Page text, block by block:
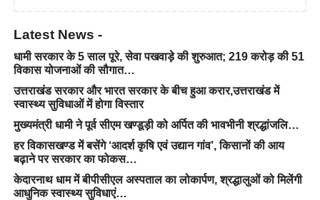
Latest News -
धामी सरकार के 5 साल पूरे, सेवा पखवाड़े की शुरुआत; 219 करोड़ की 51
विकास योजनाओं की सौगात…
उत्तराखंड सरकार और भारत सरकार के बीच हुआ करार,उत्तराखंड में
स्वास्थ्य सुविधाओं में होगा विस्तार
मुख्यमंत्री धामी ने पूर्व सीएम खण्डूड़ी को अर्पित की भावभीनी श्रद्धांजलि…
हर विकासखण्ड में बसेंगे ‘आदर्श कृषि एवं उद्यान गांव’, किसानों की आय
बढ़ाने पर सरकार का फोकस…
केदारनाथ धाम में बीपीसीएल अस्पताल का लोकार्पण, श्रद्धालुओं को मिलेंगी
आधुनिक स्वास्थ्य सुविधाएं…